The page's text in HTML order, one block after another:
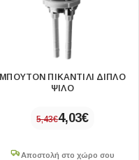
ΜΠΟΥΤΟΝ ΠΙΚΑΝΤΙΛΙ ΔΙΠΛΟ
ΨΙΛΟ
5,43€4,03€
Αποστολή στο χώρο σου